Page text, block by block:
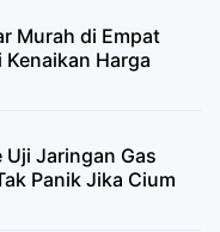
Murah di Empat
Harga
Jaringan Gas
Panik Jika Cium